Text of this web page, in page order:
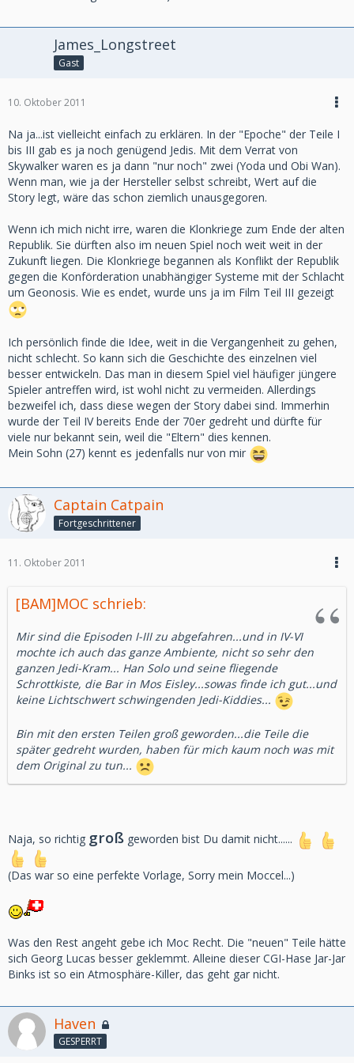
James_Longstreet
Gast
10. Oktober 2011
Na ja...ist vielleicht einfach zu erklären. In der "Epoche" der Teile I
bis III gab es ja noch genügend Jedis. Mit dem Verrat von
Skywalker waren es ja dann "nur noch" zwei (Yoda und Obi Wan).
Wenn man, wie ja der Hersteller selbst schreibt, Wert auf die
Story legt, wäre das schon ziemlich unausgegoren.
Wenn ich mich nicht irre, waren die Klonkriege zum Ende der alten
Republik. Sie dürften also im neuen Spiel noch weit weit in der
Zukunft liegen. Die Klonkriege begannen als Konflikt der Republik
gegen die Konförderation unabhängiger Systeme mit der Schlacht
um Geonosis. Wie es endet, wurde uns ja im Film Teil III gezeigt
Ich persönlich finde die Idee, weit in die Vergangenheit zu gehen,
nicht schlecht. So kann sich die Geschichte des einzelnen viel
besser entwickeln. Das man in diesem Spiel viel häufiger jüngere
Spieler antreffen wird, ist wohl nicht zu vermeiden. Allerdings
bezweifel ich, dass diese wegen der Story dabei sind. Immerhin
wurde der Teil IV bereits Ende der 70er gedreht und dürfte für
viele nur bekannt sein, weil die "Eltern" dies kennen.
Mein Sohn (27) kennt es jedenfalls nur von mir
Captain Catpain
Fortgeschrittener
11. Oktober 2011
[BAM]MOC schrieb:
Mir sind die Episoden I-III zu abgefahren...und in IV-VI
mochte ich auch das ganze Ambiente, nicht so sehr den
ganzen Jedi-Kram... Han Solo und seine fliegende
Schrottkiste, die Bar in Mos Eisley...sowas finde ich gut...und
keine Lichtschwert schwingenden Jedi-Kiddies...
Bin mit den ersten Teilen groß geworden...die Teile die
später gedreht wurden, haben für mich kaum noch was mit
dem Original zu tun...
Naja, so richtig groß geworden bist Du damit nicht......
(Das war so eine perfekte Vorlage, Sorry mein Moccel...)
Was den Rest angeht gebe ich Moc Recht. Die "neuen" Teile hätte
sich Georg Lucas besser geklemmt. Alleine dieser CGI-Hase Jar-Jar
Binks ist so ein Atmosphäre-Killer, das geht gar nicht.
Haven
GESPERRT